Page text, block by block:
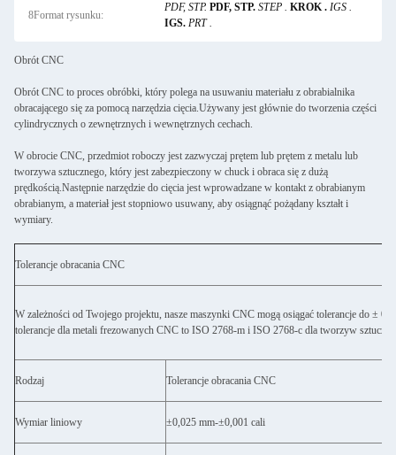
8Format rysunku:
PDF, STP. PDF, STP. STEP . KROK . IGS .
IGS. PRT .
Obrót CNC
Obrót CNC to proces obróbki, który polega na usuwaniu materiału z obrabialnika
obracającego się za pomocą narzędzia cięcia.Używany jest głównie do tworzenia części
cylindrycznych o zewnętrznych i wewnętrznych cechach.
W obrocie CNC, przedmiot roboczy jest zazwyczaj prętem lub prętem z metalu lub
tworzywa sztucznego, który jest zabezpieczony w chuck i obraca się z dużą
prędkością.Następnie narzędzie do cięcia jest wprowadzane w kontakt z obrabianym
obrabianym, a materiał jest stopniowo usuwany, aby osiągnąć pożądany kształt i
wymiary.
Tolerancje obracania CNC
W zależności od Twojego projektu, nasze maszynki CNC mogą osiągać tolerancje do ±
tolerancje dla metali frezowanych CNC to ISO 2768-m i ISO 2768-c dla tworzyw
Rodzaj Tolerancje obracania CNC
Wymiar liniowy ±0,025 mm-±0,001 cali